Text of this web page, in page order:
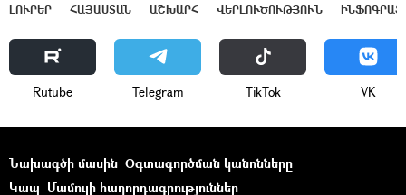
ԼՈՒՐԵՐ ՀԱՅԱՍՏԱՆ ԱՇԽԱՐՀ ՎԵՐԼՈՒԾՈՒԹՅՈՒՆ
Rutube Telegram ТikТоk VK
Նախագծի մասին Օգտագործման կանոնները
Կապ Մամուլի հաղորդագրություններ